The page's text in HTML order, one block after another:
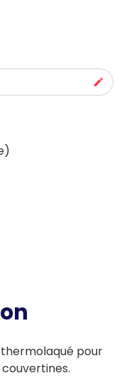
pour